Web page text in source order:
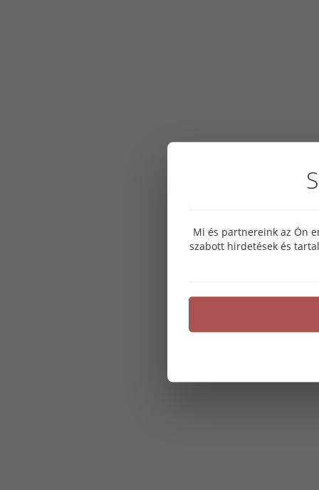
Mi és partnereink az Ön
szabott hirdetések és